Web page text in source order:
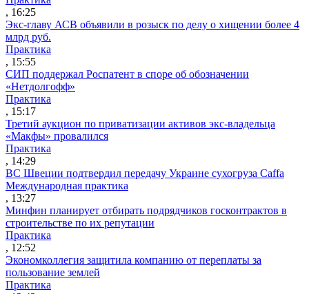
, 16:25
Экс-главу АСВ объявили в розыск по делу о хищении более 4
млрд руб.
Практика
, 15:55
СИП поддержал Роспатент в споре об обозначении
«Нетдолгофф»
Практика
, 15:17
Третий аукцион по приватизации активов экс-владельца
«Макфы» провалился
Практика
, 14:29
ВС Швеции подтвердил передачу Украине сухогруза Caffa
Международная практика
, 13:27
Минфин планирует отбирать подрядчиков госконтрактов в
строительстве по их репутации
Практика
, 12:52
Экономколлегия защитила компанию от переплаты за
пользование землей
Практика